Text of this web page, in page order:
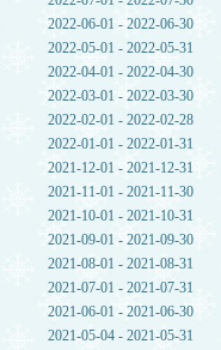
2022-06-01 - 2022-06-30
2022-05-01 - 2022-05-31
2022-04-01 - 2022-04-30
2022-03-01 - 2022-03-30
2022-02-01 - 2022-02-28
2022-01-01 - 2022-01-31
2021-12-01 - 2021-12-31
2021-11-01 - 2021-11-30
2021-10-01 - 2021-10-31
2021-09-01 - 2021-09-30
2021-08-01 - 2021-08-31
2021-07-01 - 2021-07-31
2021-06-01 - 2021-06-30
2021-05-04 - 2021-05-31